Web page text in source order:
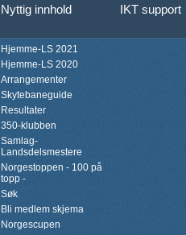
Nyttig innhold IKT support
Hjemme-LS 2021
Hjemme-LS 2020
Arrangementer
Skytebaneguide
Resultater
350-klubben
Samlag-
Landsdelsmestere
Norgestoppen - 100 på
topp -
Søk
Bli medlem skjema
Norgescupen